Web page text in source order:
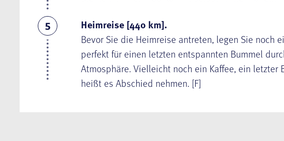
5
Heimreise [440 km].
Bevor Sie die Heimreise antreten, legen Sie noch
perfekt für einen letzten entspannten Bummel
Atmosphäre. Vielleicht noch ein Kaffee, ein letzter
heißt es Abschied nehmen. [F]